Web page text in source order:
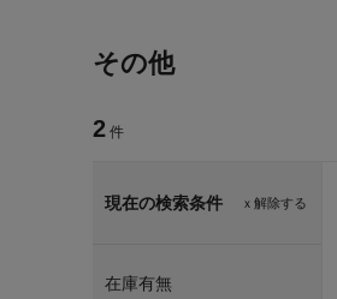
その他
2 件
ｘ解除する
現在の検索条件
在庫有無